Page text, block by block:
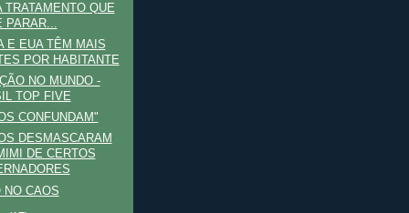
TRATAMENTO QUE
PARAR...
E EUA TÊM MAIS
POR HABITANTE
NO MUNDO -
TOP FIVE
CONFUNDAM"
DESMASCARAM
DE CERTOS
NO CAOS